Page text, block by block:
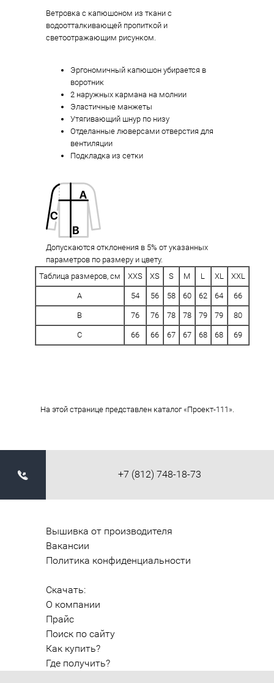
Ветровка с капюшоном из ткани с
водоотталкивающей пропиткой и
светоотражающим рисунком.
Эргономичный капюшон убирается в
воротник
2 наружных кармана на молнии
Эластичные манжеты
Утягивающий шнур по низу
Отделанные люверсами отверстия для
вентиляции
Подкладка из сетки
Допускаются отклонения в 5% от указанных
параметров по размеру и цвету.
Таблица размеров, см
XXS XS S M L XL XXL
A 54 56 58 60 62 64 66
B 76 76 78 78 79 79 80
C 66 66 67 67 68 68 69
На этой странице представлен каталог «Проект-111».
+7 (812) 748-18-73
Вышивка от производителя
Вакансии
Политика конфиденциальности
Скачать:
О компании
Прайс
Поиск по сайту
Как купить?
Где получить?